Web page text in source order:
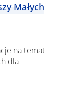
Małych
na temat
dla